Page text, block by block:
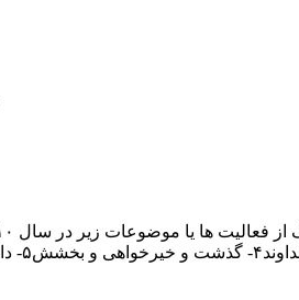
یا موضوعات زیر در سال ۱۴۱۰ پیش بینی می نمایم:
۴- گذشت و خیرخواهی و بخشش ۵- داشتن صداقت در کلیه امور